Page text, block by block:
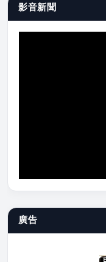
影音新聞
廣告